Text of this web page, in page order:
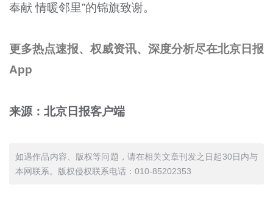
奉献 情暖邻里”的锦旗致谢。
更多热点速报、权威资讯、深度分析尽在北京日报
App
来源：北京日报客户端
如遇作品内容、版权等问题，请在相关文章刊发之日起30日内与
本网联系。版权侵权联系电话：010-85202353